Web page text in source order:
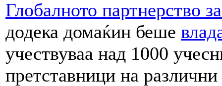
Глобалното партнерство
додека домаќин беше
учествуваа над 1000
претставници на